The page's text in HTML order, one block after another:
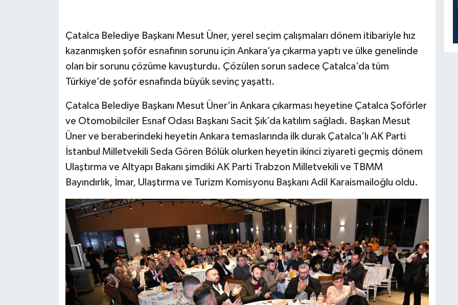
Çatalca Belediye Başkanı Mesut Üner, yerel seçim çalışmaları dönem itibariyle hız
kazanmışken şoför esnafının sorunu için Ankara’ya çıkarma yaptı ve ülke genelinde
olan bir sorunu çözüme kavuşturdu. Çözülen sorun sadece Çatalca’da tüm
Türkiye’de şoför esnafında büyük sevinç yaşattı.
Çatalca Belediye Başkanı Mesut Üner’in Ankara çıkarması heyetine Çatalca Şoförler
ve Otomobilciler Esnaf Odası Başkanı Sacit Şık’da katılım sağladı. Başkan Mesut
Üner ve beraberindeki heyetin Ankara temaslarında ilk durak Çatalca’lı AK Parti
İstanbul Milletvekili Seda Gören Bölük olurken heyetin ikinci ziyareti geçmiş dönem
Ulaştırma ve Altyapı Bakanı şimdiki AK Parti Trabzon Milletvekili ve TBMM
Bayındırlık, İmar, Ulaştırma ve Turizm Komisyonu Başkanı Adil Karaismailoğlu oldu.